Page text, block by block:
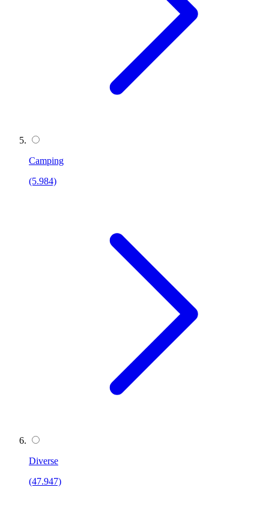
Camping
(5.984)
Diverse
(47.947)